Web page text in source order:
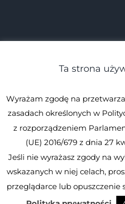
zastrzeżone.
Ta strona
Wyrażam zgodę na
zasadach określonych w
z rozporządzeniem
(UE) 2016/679 z dnia 27
Jeśli nie wyrażasz zgody na
wskazanych w niej celach,
przeglądarce lub opuszczenie